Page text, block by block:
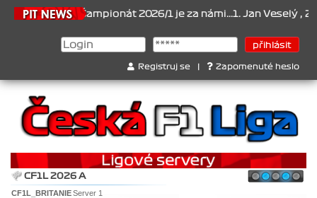
Šampionát 2026/1 je za námi...1. Jan Veselý , 2. Jan
Registruj se Zapomenuté heslo
CF1L 2026 A
CF1L_BRITANIEServer 1